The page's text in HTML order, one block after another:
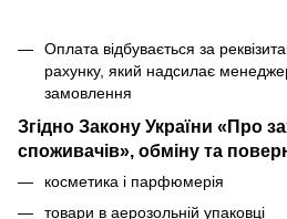
Оплата відбувається за
рахунку, який надсилає
замовлення
Згідно Закону України «Про
споживачів», обміну та
косметика і парфюмерія
товари в аерозольній упаковці